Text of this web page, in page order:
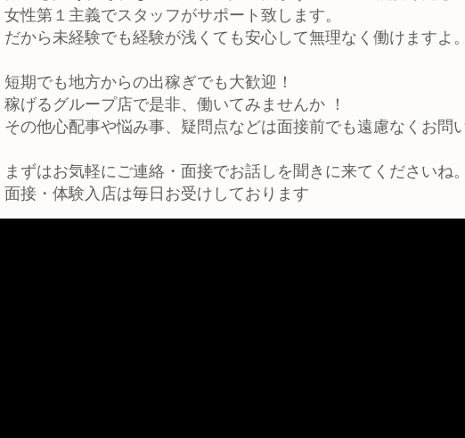
女性第１主義でスタッフがサポート致します。
だから未経験でも経験が浅くても安心して無理なく働けますよ。
短期でも地方からの出稼ぎでも大歓迎！
稼げるグループ店で是非、働いてみませんか ！
その他心配事や悩み事、疑問点などは面接前でも遠慮なくお問
まずはお気軽にご連絡・面接でお話しを聞きに来てくださいね。
面接・体験入店は毎日お受けしております